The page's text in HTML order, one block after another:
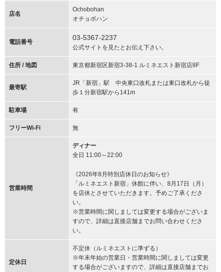
店名
Ochobohan
オチョボハン
電話番号
03-5367-2237
公式サイトを見たとお伝え下さい。
住所 / 地図 東京都新宿区新宿3-38-1 ルミネエスト新宿店8F
最寄駅
JR「新宿」駅 中央東口改札または東口改札から徒
歩１分新宿駅から141m
駐車場 有
フリーWi-Fi 無
営業時間
ディナー
全日 11:00～22:00
《2026年8月特別店休日のお知らせ》
「ルミネエスト新宿」休館に伴い、8月17日（月）
を店休とさせていただきます。予めご了承くださ
い。
※営業時間に関しましては変更する場合がございま
すので、詳細は直接店舗までお問い合わせくださ
い。
定休日
不定休（ルミネエストに準ずる）
※年末年始の営業日・営業時間に関しましては変更
する場合がございますので、詳細は直接店舗までお